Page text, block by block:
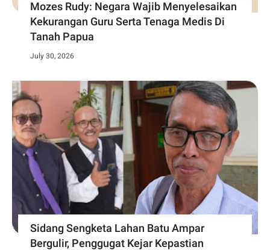
Mozes Rudy: Negara Wajib Menyelesaikan
Kekurangan Guru Serta Tenaga Medis Di
Tanah Papua
July 30, 2026
Sidang Sengketa Lahan Batu Ampar
Bergulir, Penggugat Kejar Kepastian